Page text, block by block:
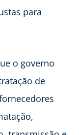
para
o governo
de